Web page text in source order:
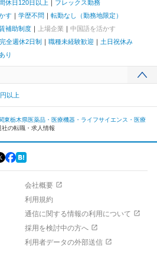
休日120日以上
フレックス勤務
す 学歴不問
転勤なし（勤務地限定）
補助制度 上場企業
中国語を活かす
完全週休2日制 職種未経験歓迎
土日祝休み
り
以上
東栃木県医薬品・医療機器・ライフサイエンス・医療
社の転職・求人情報
会社概要
利用規約
通信に関する情報の利用について
採用を検討中の方へ
利用者データの外部送信